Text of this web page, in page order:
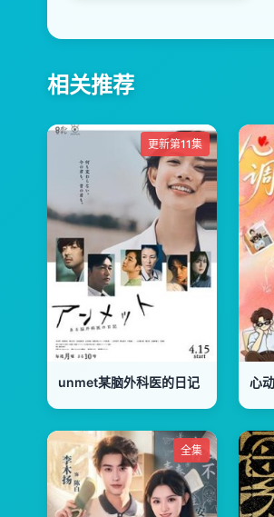
相关推荐
更新第11集
unmet某脑外科医的日记 心
全集